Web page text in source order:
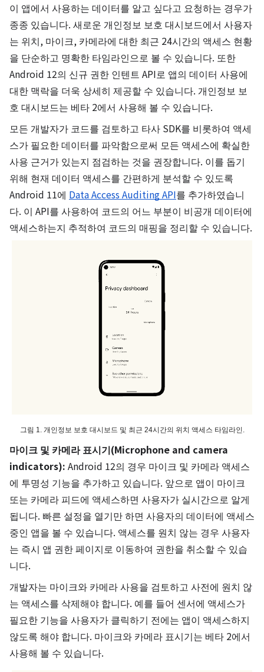
이 앱에서 사용하는 데이터를 알고 싶다고 요청하는 경우가
종종 있습니다. 새로운 개인정보 보호 대시보드에서 사용자
는 위치, 마이크, 카메라에 대한 최근 24시간의 액세스 현황
을 단순하고 명확한 타임라인으로 볼 수 있습니다. 또한
Android 12의 신규 권한 인텐트 API로 앱의 데이터 사용에
대한 맥락을 더욱 상세히 제공할 수 있습니다. 개인정보 보
호 대시보드는 베타 2에서 사용해 볼 수 있습니다.
모든 개발자가 코드를 검토하고 타사 SDK를 비롯하여 액세
스가 필요한 데이터를 파악함으로써 모든 액세스에 확실한
사용 근거가 있는지 점검하는 것을 권장합니다. 이를 돕기
위해 현재 데이터 액세스를 간편하게 분석할 수 있도록
Android 11에 Data Access Auditing API를 추가하였습니
다. 이 API를 사용하여 코드의 어느 부분이 비공개 데이터에
액세스하는지 추적하여 코드의 매핑을 정리할 수 있습니다.
그림 1. 개인정보 보호 대시보드 및 최근 24시간의 위치 액세스 타임라인.
마이크 및 카메라 표시기(Microphone and camera
indicators): Android 12의 경우 마이크 및 카메라 액세스
에 투명성 기능을 추가하고 있습니다. 앞으로 앱이 마이크
또는 카메라 피드에 액세스하면 사용자가 실시간으로 알게
됩니다. 빠른 설정을 열기만 하면 사용자의 데이터에 액세스
중인 앱을 볼 수 있습니다. 액세스를 원치 않는 경우 사용자
는 즉시 앱 권한 페이지로 이동하여 권한을 취소할 수 있습
니다.
개발자는 마이크와 카메라 사용을 검토하고 사전에 원치 않
는 액세스를 삭제해야 합니다. 예를 들어 센서에 액세스가
필요한 기능을 사용자가 클릭하기 전에는 앱이 액세스하지
않도록 해야 합니다. 마이크와 카메라 표시기는 베타 2에서
사용해 볼 수 있습니다.